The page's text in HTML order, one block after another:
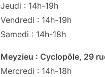
Jeudi : 14h-19h
Vendredi : 14h-19h
Samedi : 14h-18h
Meyzieu : Cyclopôle, 29
Mercredi : 14h-18h